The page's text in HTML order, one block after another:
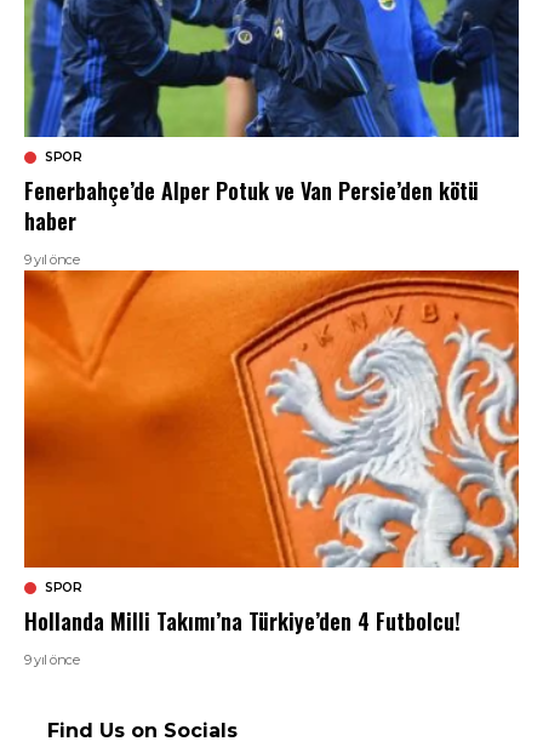
SPOR
Fenerbahçe’de Alper Potuk ve Van Persie’den kötü
haber
9 yıl önce
SPOR
Hollanda Milli Takımı’na Türkiye’den 4 Futbolcu!
9 yıl önce
Find Us on Socials